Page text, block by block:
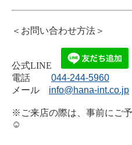
＜お問い合わせ方法＞
公式LINE
電話
044-244-5960
メール info@hana-int.co.jp
※ご来店の際は、事前にご
☺